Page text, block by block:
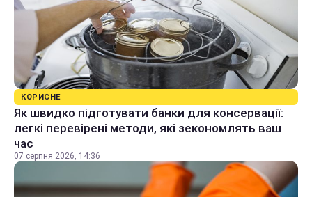
КОРИСНЕ
Як швидко підготувати банки для консервації:
легкі перевірені методи, які зекономлять ваш
час
07 серпня 2026, 14:36